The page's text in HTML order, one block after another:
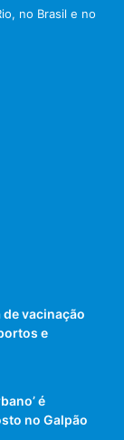
no Brasil e no
vacinação
e
é
no Galpão